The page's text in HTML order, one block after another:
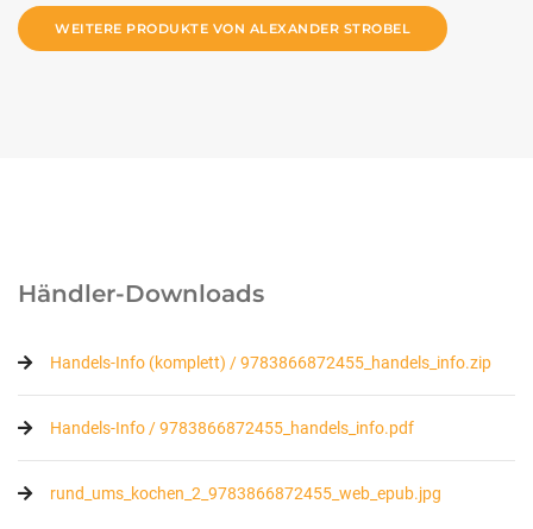
WEITERE PRODUKTE VON ALEXANDER STROBEL
Händler-Downloads
Handels-Info (komplett) / 9783866872455_handels_info.zip
Handels-Info / 9783866872455_handels_info.pdf
rund_ums_kochen_2_9783866872455_web_epub.jpg